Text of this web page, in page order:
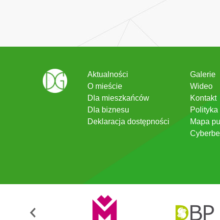
Aktualności
O mieście
Dla mieszkańców
Dla biznesu
Deklaracja dostępności
Galerie
Wideo
Kontakt
Mapa